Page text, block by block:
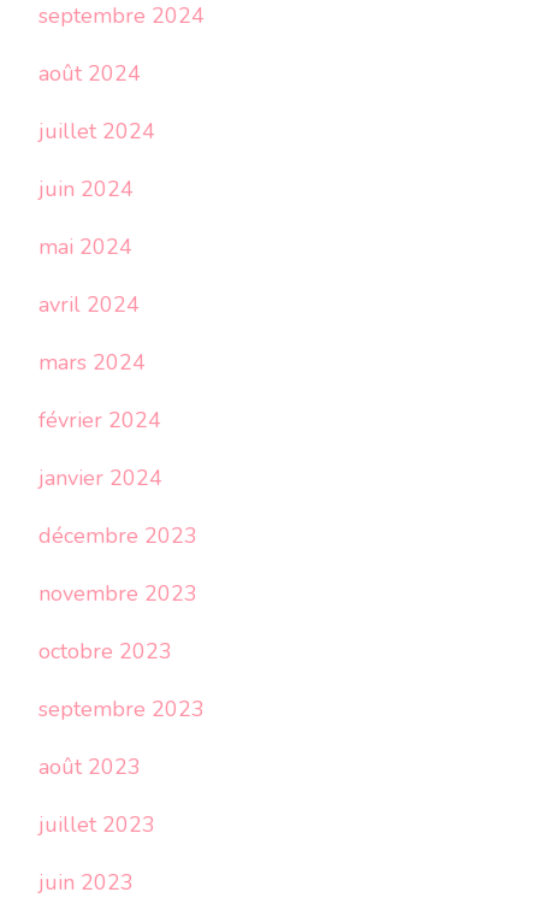
septembre 2024
août 2024
juillet 2024
juin 2024
mai 2024
avril 2024
mars 2024
février 2024
janvier 2024
décembre 2023
novembre 2023
octobre 2023
septembre 2023
août 2023
juillet 2023
juin 2023